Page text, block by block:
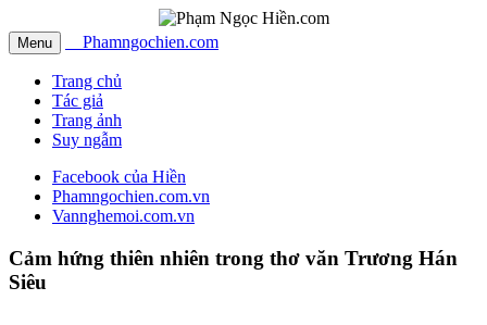
Menu Phamngochien.com
Trang chủ
Tác giả
Trang ảnh
Suy ngẫm
Facebook của Hiền
Phamngochien.com.vn
Vannghemoi.com.vn
Cảm hứng thiên nhiên trong thơ văn Trương Hán
Siêu